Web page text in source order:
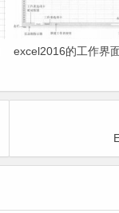
excel2016的工作界